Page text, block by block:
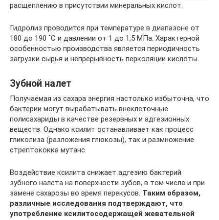
расщеплению в присутствии минеральных кислот.
Гидролиз проводится при температуре в диапазоне от
180 до 190 ˚С и давлении от 1 до 1,5 МПа. Характерной
особенностью производства является периодичность
загрузки сырья и непрерывность перколяции кислоты.
Зубной налет
Получаемая из сахара энергия настолько избыточна, что
бактерии могут вырабатывать внеклеточные
полисахариды в качестве резервных и адгезионных
веществ. Однако ксилит останавливает как процесс
гликолиза (разложения глюкозы), так и размножение
стрептококка мутанс.
Воздействие ксилита снижает адгезию бактерий
зубного налета на поверхности зубов, в том числе и при
замене сахарозы во время перекусов. Таким образом,
различные исследования подтверждают, что
употребление ксилитосодержащей жевательной